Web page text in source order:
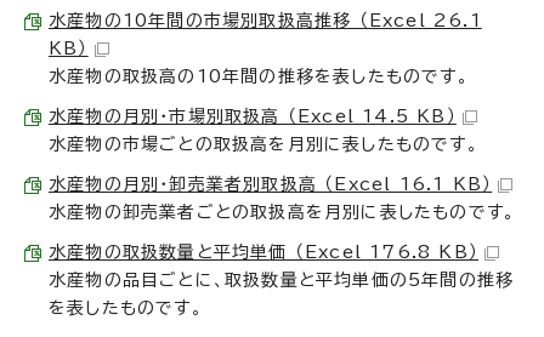
水産物の10年間の市場別取扱高推移 （Excel 26.1
KB）
水産物の取扱高の10年間の推移を表したものです。
水産物の月別・市場別取扱高 （Excel 14.5 KB）
水産物の市場ごとの取扱高を月別に表したものです。
水産物の月別・卸売業者別取扱高 （Excel 16.1 KB）
水産物の卸売業者ごとの取扱高を月別に表したものです。
水産物の取扱数量と平均単価 （Excel 176.8 KB）
水産物の品目ごとに、取扱数量と平均単価の5年間の推移
を表したものです。